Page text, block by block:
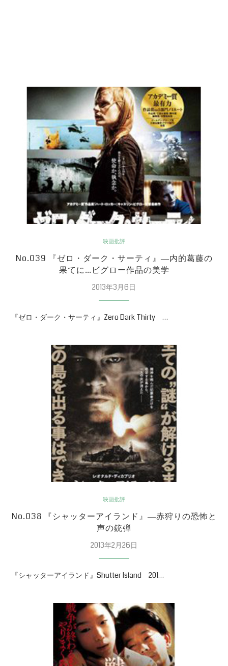
映画批評
No.039 『ゼロ・ダーク・サーティ』―内的葛藤の
果てに…ビグロー作品の美学
2013年3月6日
『ゼロ・ダーク・サーティ』Zero Dark Thirty …
映画批評
No.038 『シャッターアイランド』―赤狩りの恐怖と
声の銃弾
2013年2月26日
『シャッターアイランド』Shutter Island 201…